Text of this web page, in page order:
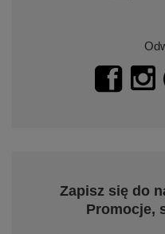
Zapisz się do
Promocje,